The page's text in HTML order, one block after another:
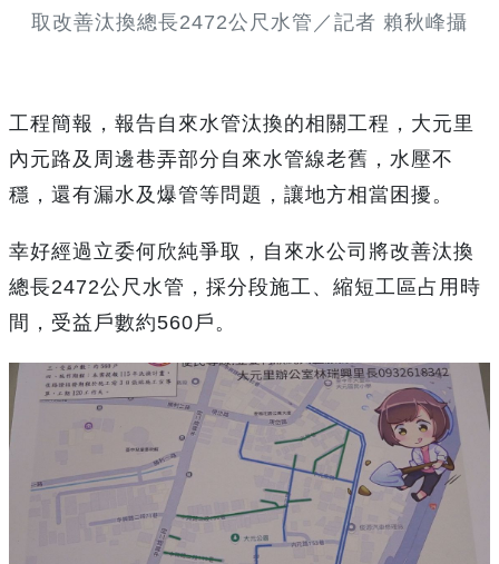
取改善汰換總長2472公尺水管／記者 賴秋峰攝
工程簡報，報告自來水管汰換的相關工程，大元里
內元路及周邊巷弄部分自來水管線老舊，水壓不
穩，還有漏水及爆管等問題，讓地方相當困擾。
幸好經過立委何欣純爭取，自來水公司將改善汰換
總長2472公尺水管，採分段施工、縮短工區占用時
間，受益戶數約560戶。